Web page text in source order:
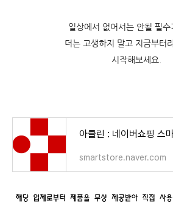
일상에서 없어서는 안될 필수
더는 고생하지 말고 지금부터
시작해보세요.
아클린 : 네이버쇼핑 스
smartstore.naver.com